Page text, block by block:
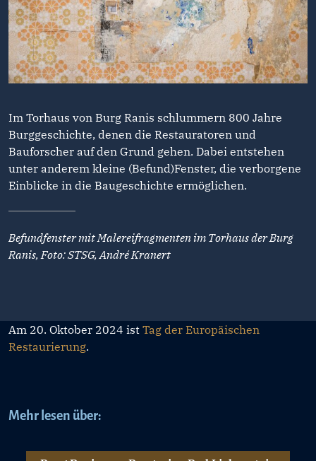
Im Torhaus von Burg Ranis schlummern 800 Jahre
Burggeschichte, denen die Restauratoren und
Bauforscher auf den Grund gehen. Dabei entstehen
unter anderem kleine (Befund)Fenster, die verborgene
Einblicke in die Baugeschichte ermöglichen.
Befundfenster mit Malereifragmenten im Torhaus der Burg
Ranis, Foto: STSG, André Kranert
Am 20. Oktober 2024 ist Tag der Europäischen
Restaurierung.
Mehr lesen über: